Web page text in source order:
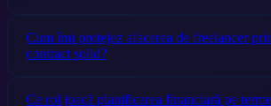
Cum îmi protejez afacerea de freelancer
contract solid?
Ce rol joacă planificarea financiară pe